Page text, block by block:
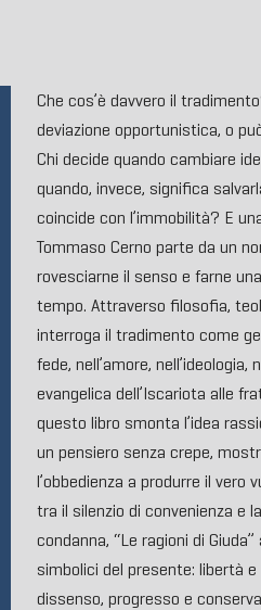
Che cos’è davvero il
deviazione opportunistica, o
Chi decide quando cambiare
quando, invece, significa
coincide con l’immobilità? E
Tommaso Cerno parte da un
rovesciarne il senso e farne
tempo. Attraverso filosofia,
interroga il tradimento come
fede, nell’amore, nell’ideologia,
evangelica dell’Iscariota alle
questo libro smonta l’idea
un pensiero senza crepe,
l’obbedienza a produrre il vero
tra il silenzio di convenienza e
condanna, “Le ragioni di
simbolici del presente: libertà
dissenso, progresso e